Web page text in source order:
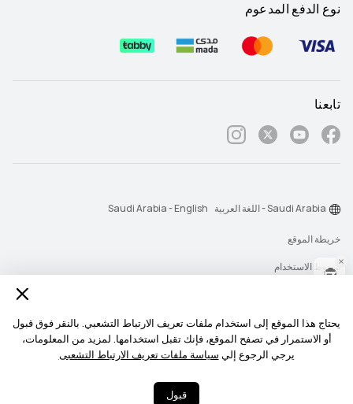
يحتاج هذا الموقع إلى استخدام ملفات تعريف الارتباط التشعبي. بالنقر فوق قبول
أو الاستمرار في تصفح الموقع، فإنك تقبل استخدامها. لمزيد من المعلومات،
يرجي الرجوع إلي سياسة ملفات تعريف الارتباط التشعبى
قبول
نوع الدفع المدعوم
تابعنا
خريطة الموقع
شروط الاستخدام
الكوكيز
سياسة رسائل الإشعارات
Saudi Arabia - اللغة العربية Saudi Arabia - English